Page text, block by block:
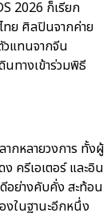
2026 ก็เรียก
ทย ศิลปินจากค่าย
วแทนจากจีน
นทางเข้าร่วมพิธี
กหลายวงการ ทั้งผู้
ครีเอเตอร์ และอิน
อย่างคับคั่ง สะท้อน
งในฐานะอีกหนึ่ง